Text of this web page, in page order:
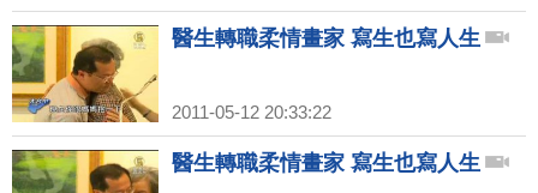
醫生轉職柔情畫家 寫生也寫人生
2011-05-12 20:33:22
醫生轉職柔情畫家 寫生也寫人生